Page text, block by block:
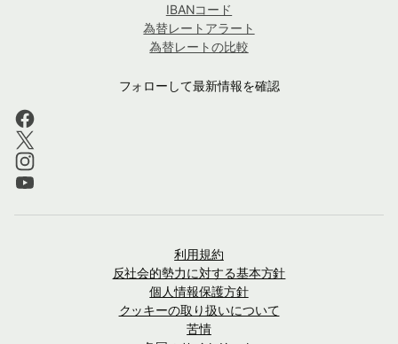
IBANコード
為替レートアラート
為替レートの比較
フォローして最新情報を確認
利用規約
反社会的勢力に対する基本方針
個人情報保護方針
クッキーの取り扱いについて
苦情